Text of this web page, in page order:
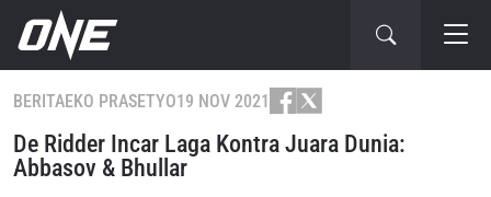
BERITAEKO PRASETYO19 NOV 2021
De Ridder Incar Laga Kontra Juara Dunia:
Abbasov & Bhullar